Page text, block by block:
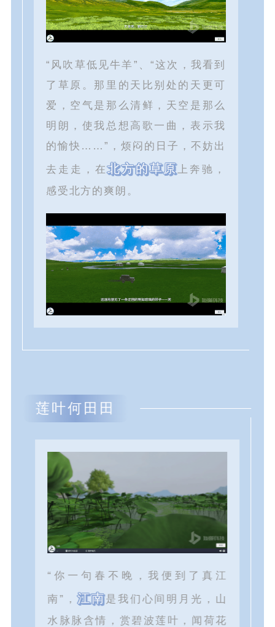
“风吹草低见牛羊”、“这次，我看到
了草原。那里的天比别处的天更可
爱，空气是那么清鲜，天空是那么
明朗，使我总想高歌一曲，表示我
的愉快……”，烦闷的日子，不妨出
去走走，在北方的草原上奔驰，
感受北方的爽朗。
莲叶何田田
“你一句春不晚，我便到了真江
南”，江南是我们心间明月光，山
水脉脉含情，赏碧波莲叶，闻荷花